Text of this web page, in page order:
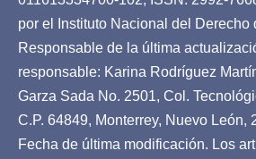
por el Instituto Nacional del Derecho
Responsable de la última
responsable: Karina Rodríguez
Garza Sada No. 2501, Col.
C.P. 64849, Monterrey, Nuevo León,
Fecha de última modificación. Los